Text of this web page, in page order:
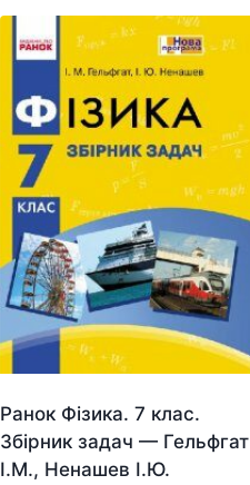
Ранок Фізика. 7 клас.
Збірник задач — Гельфгат
І.М., Ненашев І.Ю.